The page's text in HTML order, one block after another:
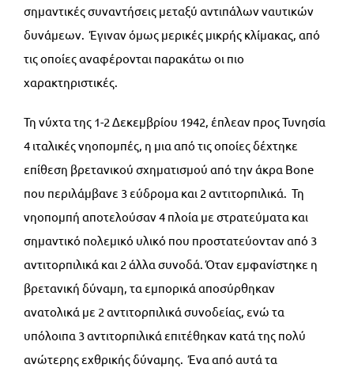
σημαντικές συναντήσεις μεταξύ αντιπάλων ναυτικών
δυνάμεων. Έγιναν όμως μερικές μικρής κλίμακας, από
τις οποίες αναφέρονται παρακάτω οι πιο
χαρακτηριστικές.
Τη νύχτα της 1-2 Δεκεμβρίου 1942, έπλεαν προς Τυνησία
4 ιταλικές νηοπομπές, η μια από τις οποίες δέχτηκε
επίθεση βρετανικού σχηματισμού από την άκρα Bone
που περιλάμβανε 3 εύδρομα και 2 αντιτορπιλικά. Τη
νηοπομπή αποτελούσαν 4 πλοία με στρατεύματα και
σημαντικό πολεμικό υλικό που προστατεύονταν από 3
αντιτορπιλικά και 2 άλλα συνοδά. Όταν εμφανίστηκε η
βρετανική δύναμη, τα εμπορικά αποσύρθηκαν
ανατολικά με 2 αντιτορπιλικά συνοδείας, ενώ τα
υπόλοιπα 3 αντιτορπιλικά επιτέθηκαν κατά της πολύ
ανώτερης εχθρικής δύναμης. Ένα από αυτά τα